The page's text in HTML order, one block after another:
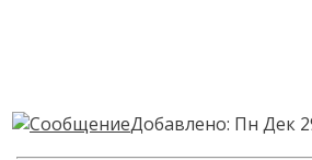
Добавлено: Пн Дек